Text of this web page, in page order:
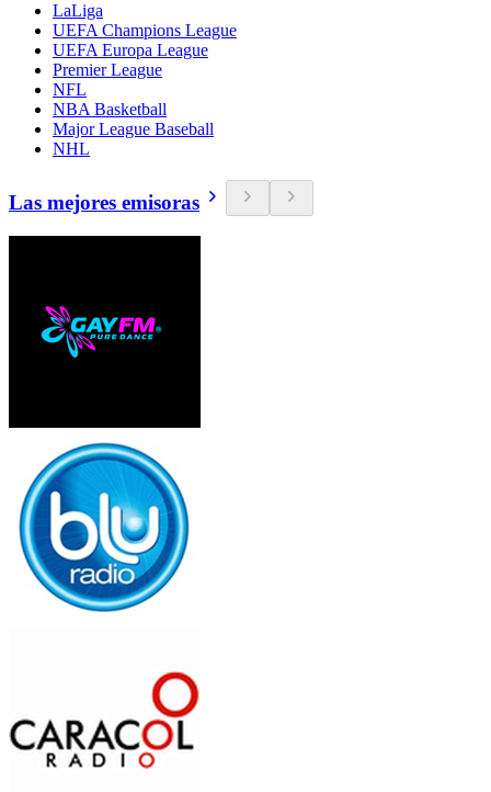
LaLiga
UEFA Champions League
UEFA Europa League
Premier League
NFL
NBA Basketball
Major League Baseball
NHL
Las mejores emisoras